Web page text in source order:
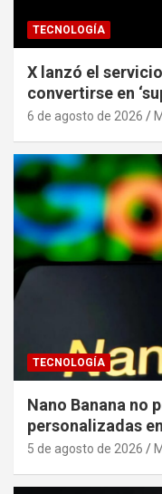
TECNOLOGÍA
X lanzó el
convertirse en
6 de agosto de 2026
TECNOLOGÍA
Nano Banana no
personalizadas
5 de agosto de 2026